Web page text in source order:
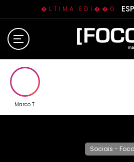
�LTIMA EDI��O
Home
Contato
Marco T.
Sociais - Foco